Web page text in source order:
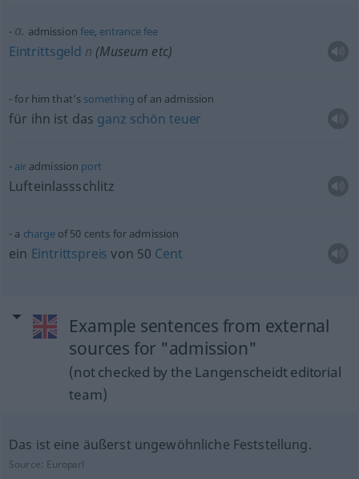
a. admissionfee, entrancefee
Eintrittsgeld n (Museum etc)
for him that’s something of an admission
für ihn ist das ganz schön teuer
airadmission port
Lufteinlassschlitz
a chargeof 50 cents for admission
ein Eintrittspreis von 50 Cent
Example sentences from external
sources for "admission"
(not checked by the Langenscheidt editorial
team)
Das ist eine äußerst ungewöhnliche Feststellung.
Source: Europarl